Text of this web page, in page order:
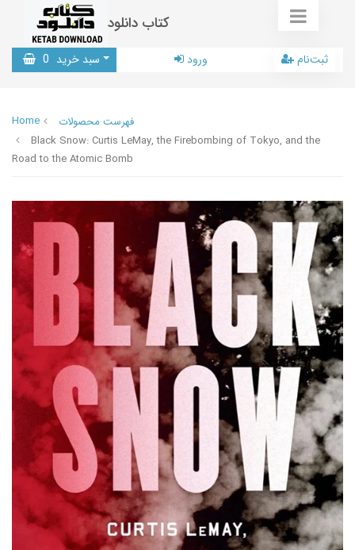
کتاب دانلود
سبد خرید 0 ورود ثبت‌نام
Home
فهرست محصولات
Black Snow: Curtis LeMay, the Firebombing of Tokyo, and the
Road to the Atomic Bomb